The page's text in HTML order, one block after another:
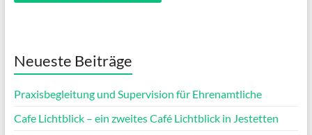
Neueste Beiträge
Praxisbegleitung und Supervision für Ehrenamtliche
Cafe Lichtblick – ein zweites Café Lichtblick in Jestetten